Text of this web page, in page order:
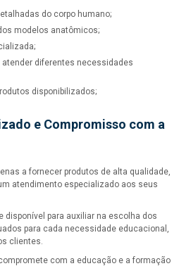
do corpo humano;
modelos anatômicos;
disponibilizados;
e Compromisso com a
a fornecer produtos de alta qualidade,
atendimento especializado aos seus
disponível para auxiliar na escolha dos
para cada necessidade educacional,
clientes.
com a educação e a formação